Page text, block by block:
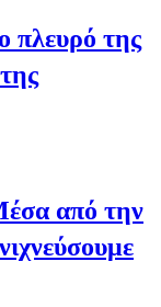
της
από την